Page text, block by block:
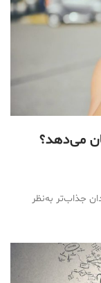
می‌دهد؟
جذاب‌تر به‌نظر